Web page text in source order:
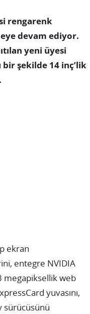
rengarenk
devam ediyor.
yeni üyesi
bir şekilde 14 inç’lik
ekran
entegre NVIDIA
megapiksellik web
yuvasını,
sürücüsünü